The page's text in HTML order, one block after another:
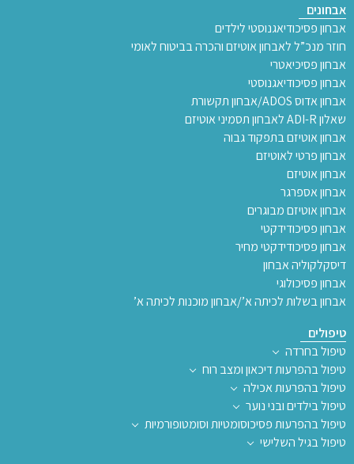
אבחונים
אבחון פסיכודיאגנוסטי לילדים
חוזר מנכ”ל לאבחון אוטיזם והכרה בביטוח לאומי
אבחון פסיכיאטרי
אבחון פסיכודיאגנוסטי
אבחון אדוס ADOS/אבחון תקשורת
שאלון ADI-R לאבחון תסמיני אוטיזם
אבחון אוטיזם בתפקוד גבוה
אבחון פרטי לאוטיזם
אבחון אוטיזם
אבחון אספרגר
אבחון אוטיזם מבוגרים
אבחון פסיכודידקטי
אבחון פסיכודידקטי מחיר
דיסקלקוליה אבחון
אבחון פסיכולוגי
אבחון בשלות לכיתה א’/אבחון מוכנות לכיתה א’
טיפולים
טיפול בחרדה
טיפול בהפרעות דיכאון ומצב רוח
טיפול בהפרעות אכילה
טיפול בילדים ובני נוער
טיפול בהפרעות פסיכוסומטיות וסומטופורמיות
טיפול בגיל השלישי